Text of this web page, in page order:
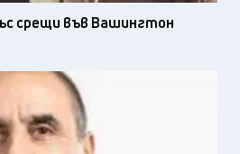
срещи във Вашингтон